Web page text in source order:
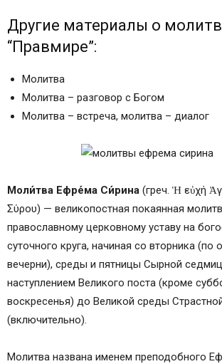
Другие материалы о
“Правмире”:
Молитва
Молитва – разговор с Богом
Молитва – встреча, молитва – диалог
Моли́тва Ефре́ма Си́рина (греч. Ἡ εὐχή
Σύρου) — великопостная покаянная
православному церковному уставу на
суточного круга, начиная со вторника (по
вечерни), среды и пятницы Сырной
наступлением Великого поста (кроме
воскресенья) до Великой среды
(включительно).
Молитва названа именем преподобного